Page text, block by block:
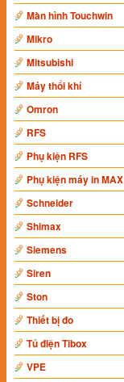
Màn hình Touchwin
Mikro
Mitsubishi
Máy thổi khí
Omron
RFS
Phụ kiện RFS
Phụ kiện máy in MAX
Schneider
Shimax
Siemens
Siren
Ston
Thiết bị đo
Tủ điện Tibox
VPE